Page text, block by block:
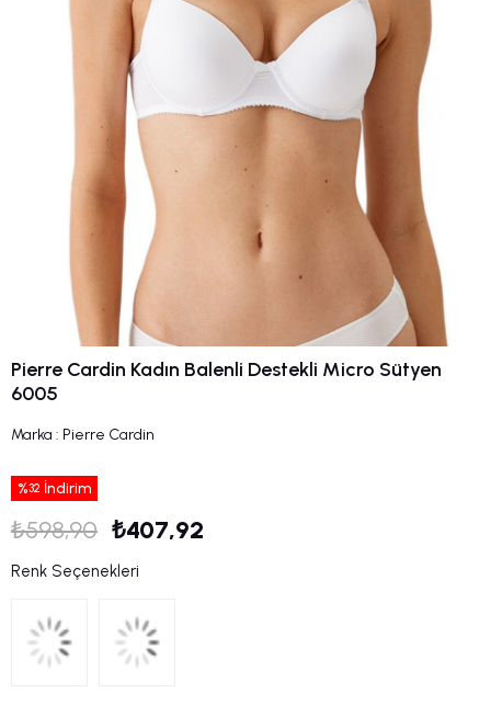
Pierre Cardin Kadın Balenli Destekli Micro Sütyen
6005
Marka : Pierre Cardin
%32 İndirim
₺598,90 ₺407,92
Renk Seçenekleri